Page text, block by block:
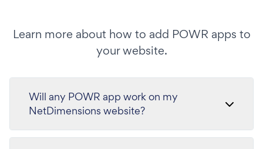
Learn more about how to add POWR apps to
your website.
Will any POWR app work on my
NetDimensions website?